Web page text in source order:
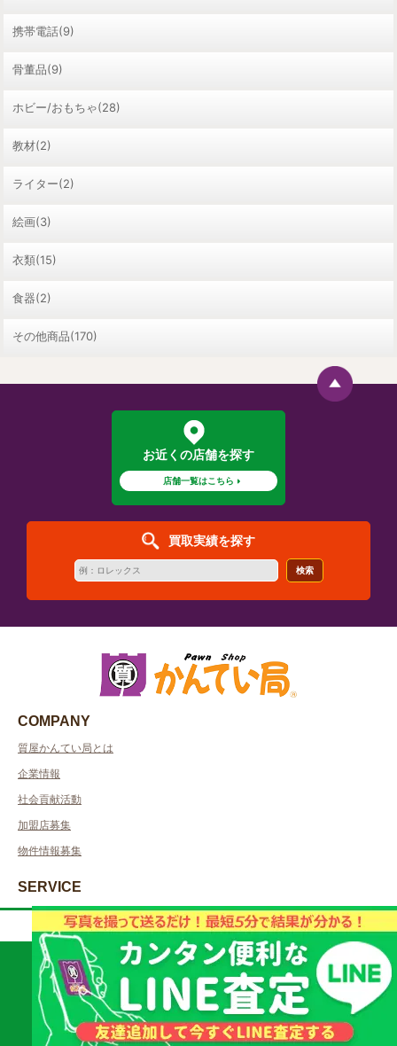
携帯電話(9)
骨董品(9)
ホビー/おもちゃ(28)
教材(2)
ライター(2)
絵画(3)
衣類(15)
食器(2)
その他商品(170)
お近くの店舗を探す
店舗一覧はこちら
買取実績を探す
検索
COMPANY
質屋かんてい局とは
企業情報
社会貢献活動
加盟店募集
物件情報募集
SERVICE
質預かりについて
販売について
買取について
大口専用買取
取り扱い品目
取扱商品・査定についてのご質問はお気軽に！
質屋かんてい局 仙
台泉店
直通
022-346-9922
【受付時間】10:00 - 19:00
スマートフォンの方はタップして発信できます。